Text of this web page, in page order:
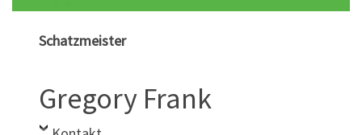
Schatzmeister
Gregory Frank